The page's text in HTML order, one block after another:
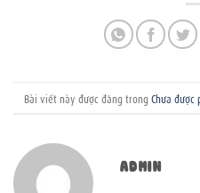
Bài viết này được đăng trong Chưa được
ADMIN